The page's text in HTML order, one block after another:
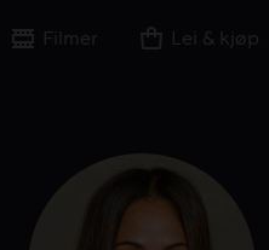
Filmer Lei & kjøp